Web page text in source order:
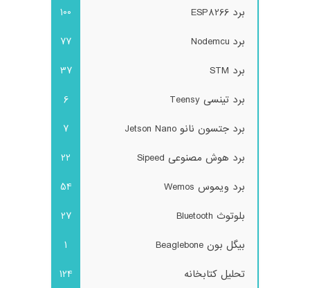
برد ESP8266
100
برد Nodemcu
77
برد STM
37
برد تینسی Teensy
6
برد جتسون نانو Jetson Nano
7
برد هوش مصنوعی Sipeed
22
برد ویموس Wemos
54
بلوتوث Bluetooth
27
بیگل بون Beaglebone
1
تحلیل کتابخانه
124